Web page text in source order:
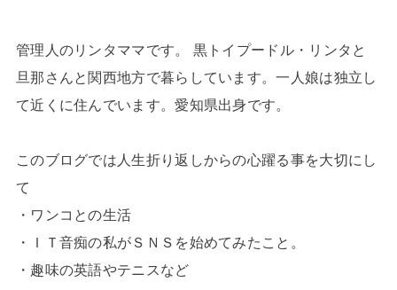
管理人のリンタママです。 黒トイプードル・リンタと
旦那さんと関西地方で暮らしています。一人娘は独立し
て近くに住んでいます。愛知県出身です。
このブログでは人生折り返しからの心躍る事を大切にし
て
・ワンコとの生活
・ＩＴ音痴の私がＳＮＳを始めてみたこと。
・趣味の英語やテニスなど